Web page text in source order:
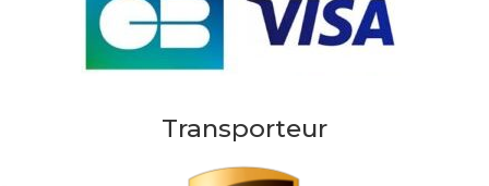
Transporteur